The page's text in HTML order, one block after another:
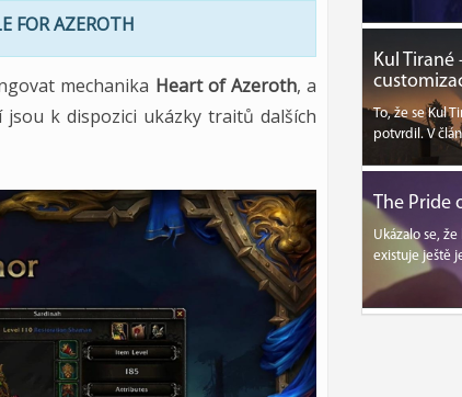
FOR AZEROTH
mechanika Heart of Azeroth, a
k dispozici ukázky traitů dalších
Kul Tirané
To, že se Kul
potvrdil. V
The Pride
Ukázalo se,
existuje ještě